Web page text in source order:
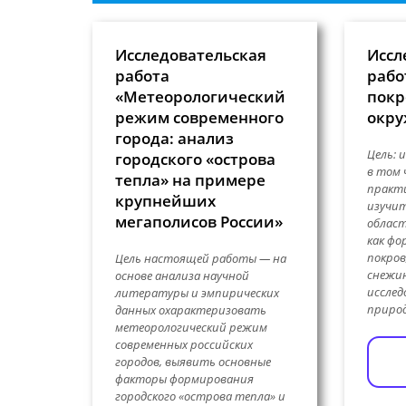
Исследовательская
работа
«Метеорологический
режим современного
города: анализ
городского «острова
тепла» на примере
крупнейших
мегаполисов России»
Цель настоящей работы — на
основе анализа научной
литературы и эмпирических
данных охарактеризовать
метеорологический режим
современных российских
городов, выявить основные
факторы формирования
городского «острова тепла» и
Цель:
в том
как